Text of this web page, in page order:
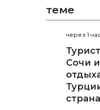
теме
через 1
Сочи